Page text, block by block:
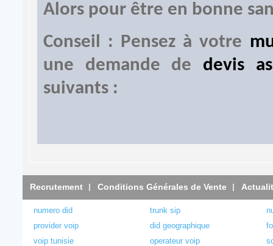
Alors pour être en bonne
Conseil : Pensez à votre
une demande de devis
suivants :
Recrutement Conditions Générales de Vente
numero did trunk sip
provider voip
did geographique
voip tunisie
operateur voip